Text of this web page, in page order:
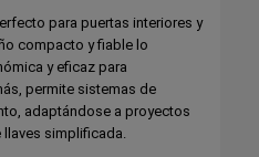
para puertas interiores y
compacto y fiable lo
y eficaz para
permite sistemas de
adaptándose a proyectos
simplificada.